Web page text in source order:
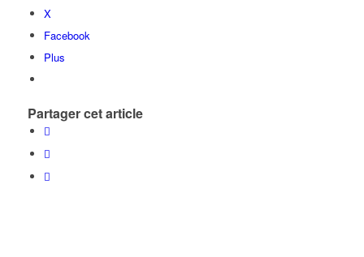
X
Facebook
Plus
Partager cet article